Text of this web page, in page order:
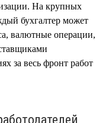
На крупных
бухгалтер может
валютные операции,
за весь фронт работ